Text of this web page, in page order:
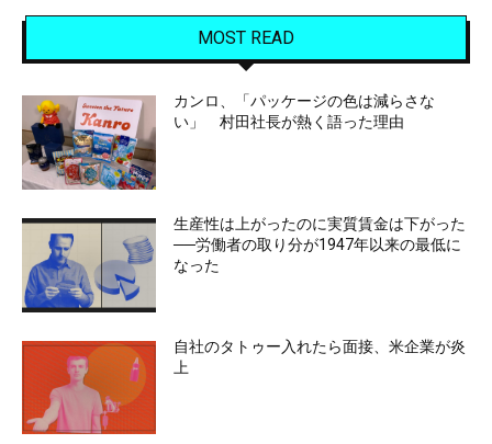
MOST READ
カンロ、「パッケージの色は減らさな
い」 村田社長が熱く語った理由
生産性は上がったのに実質賃金は下がった
──労働者の取り分が1947年以来の最低に
なった
自社のタトゥー入れたら面接、米企業が炎
上